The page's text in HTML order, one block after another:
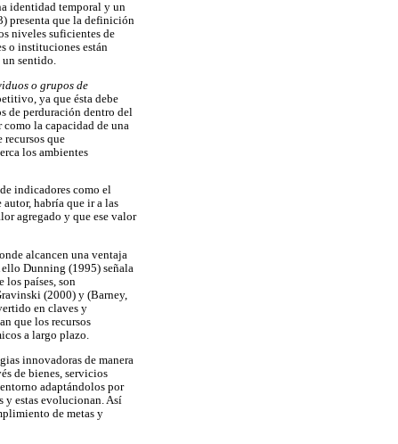
identidad temporal y un
presenta que la definición
niveles suficientes de
o instituciones están
un sentido.
o grupos de
ya que ésta debe
de perduración dentro del
como la capacidad de una
que
los ambientes
indicadores como el
habría que ir a las
agregado y que ese valor
alcancen una ventaja
Dunning (1995) señala
los países, son
(2000) y (Barney,
en claves y
que los recursos
a largo plazo.
innovadoras de manera
de bienes, servicios
adaptándolos por
y estas evolucionan. Así
de metas y